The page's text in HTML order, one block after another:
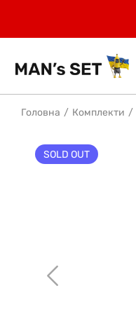
Головна Комплекти
SOLD OUT